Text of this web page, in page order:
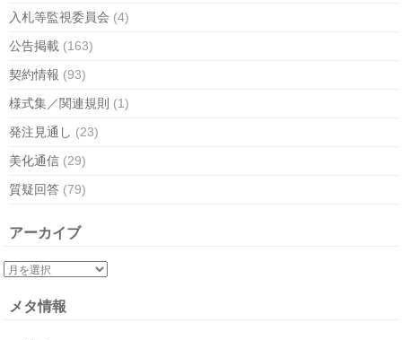
入札等監視委員会 (4)
公告掲載 (163)
契約情報 (93)
様式集／関連規則 (1)
発注見通し (23)
美化通信 (29)
質疑回答 (79)
アーカイブ
メタ情報